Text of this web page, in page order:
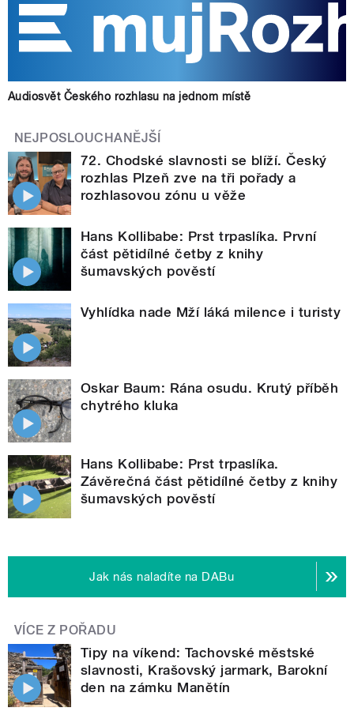
Audiosvět Českého rozhlasu na jednom místě
NEJPOSLOUCHANĚJŠÍ
72. Chodské slavnosti se blíží. Český
rozhlas Plzeň zve na tři pořady a
rozhlasovou zónu u věže
Hans Kollibabe: Prst trpaslíka. První
část pětidílné četby z knihy
šumavských pověstí
Vyhlídka nade Mží láká milence i turisty
Oskar Baum: Rána osudu. Krutý příběh
chytrého kluka
Hans Kollibabe: Prst trpaslíka.
Závěrečná část pětidílné četby z knihy
šumavských pověstí
Jak nás naladíte na DABu
VÍCE Z POŘADU
Tipy na víkend: Tachovské městské
slavnosti, Krašovský jarmark, Barokní
den na zámku Manětín